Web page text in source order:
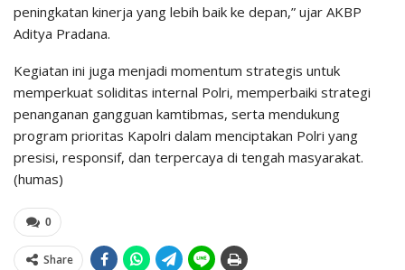
peningkatan kinerja yang lebih baik ke depan,” ujar AKBP
Aditya Pradana.
Kegiatan ini juga menjadi momentum strategis untuk
memperkuat soliditas internal Polri, memperbaiki strategi
penanganan gangguan kamtibmas, serta mendukung
program prioritas Kapolri dalam menciptakan Polri yang
presisi, responsif, dan terpercaya di tengah masyarakat.
(humas)
0
Share